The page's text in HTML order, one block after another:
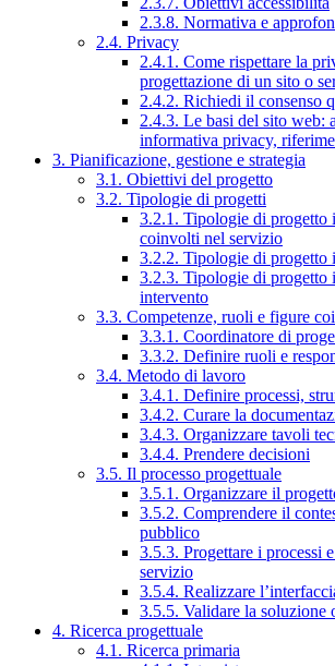
2.3.8. Normativa e
2.4. Privacy
2.4.1. Come rispettare la
progettazione di un sito o
2.4.2. Richiedi il consenso
2.4.3. Le basi del sito web:
informativa privacy,
3. Pianificazione, gestione e strategia
3.1. Obiettivi del progetto
3.2. Tipologie di progetti
3.2.1. Tipologie di progetto
coinvolti nel servizio
3.2.2. Tipologie di progetto
3.2.3. Tipologie di progetto
intervento
3.3. Competenze, ruoli e figure
3.3.1. Coordinatore di
3.3.2. Definire ruoli e
3.4. Metodo di lavoro
3.4.1. Definire processi,
3.4.2. Curare la
3.4.3. Organizzare tavoli
3.4.4. Prendere decisioni
3.5. Il processo progettuale
3.5.1. Organizzare il
3.5.2. Comprendere il
pubblico
3.5.3. Progettare i processi
servizio
3.5.4. Realizzare
3.5.5. Validare la soluzione
4. Ricerca progettuale
4.1. Ricerca primaria